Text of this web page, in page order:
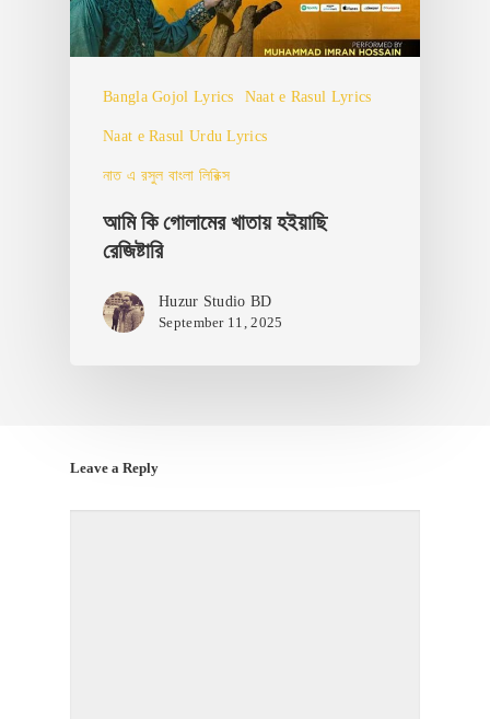
Bangla Gojol Lyrics Naat e Rasul Lyrics
Naat e Rasul Urdu Lyrics
নাত এ রসুল বাংলা লিরিক্স
আমি কি গোলামের খাতায় হইয়াছি
রেজিষ্টারি
Huzur Studio BD
September 11, 2025
Leave a Reply